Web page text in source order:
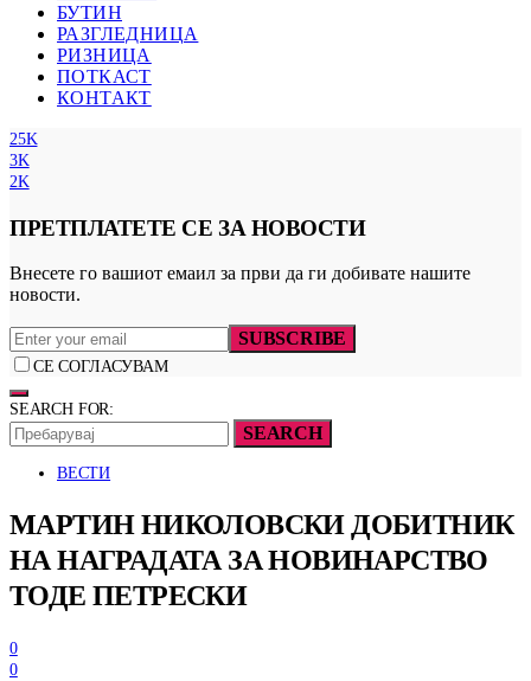
БУТИН
РАЗГЛЕДНИЦА
РИЗНИЦА
ПОТКАСТ
КОНТАКТ
25K
3K
2K
ПРЕТПЛАТЕТЕ СЕ ЗА НОВОСТИ
Внесете го вашиот емаил за први да ги добивате нашите
новости.
SUBSCRIBE
СЕ СОГЛАСУВАМ
SEARCH FOR:
SEARCH
ВЕСТИ
МАРТИН НИКОЛОВСКИ ДОБИТНИК
НА НАГРАДАТА ЗА НОВИНАРСТВО
ТОДЕ ПЕТРЕСКИ
0
0